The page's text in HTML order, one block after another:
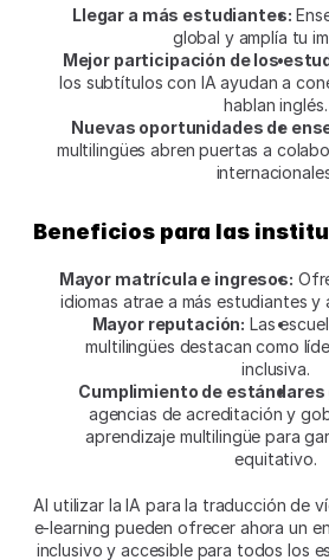
Llegar a más estudiantes:
global y amplía tu
Mejor participación de los
los subtítulos con IA ayudan a
hablan inglés.
Nuevas oportunidades de
multilingües abren puertas a
Beneficios para las
Mayor matrícula e ingresos:
idiomas atrae a más estudiantes y
Mayor reputación: Las
multilingües destacan como
inclusiva.
Cumplimiento de estándares
agencias de acreditación y
aprendizaje multilingüe para
equitativo.
Al utilizar la IA para la traducción de
e-learning pueden ofrecer ahora un
inclusivo y accesible para todos los